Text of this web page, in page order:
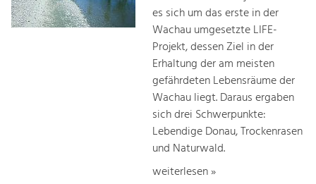
es sich um das erste in der
Wachau umgesetzte LIFE-
Projekt, dessen Ziel in der
Erhaltung der am meisten
gefährdeten Lebensräume der
Wachau liegt. Daraus ergaben
sich drei Schwerpunkte:
Lebendige Donau, Trockenrasen
und Naturwald.
weiterlesen »